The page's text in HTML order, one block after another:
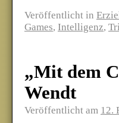
Veröffentlicht in
Games, Intelligenz,
„Mit dem
Wendt
Veröffentlicht am 12.